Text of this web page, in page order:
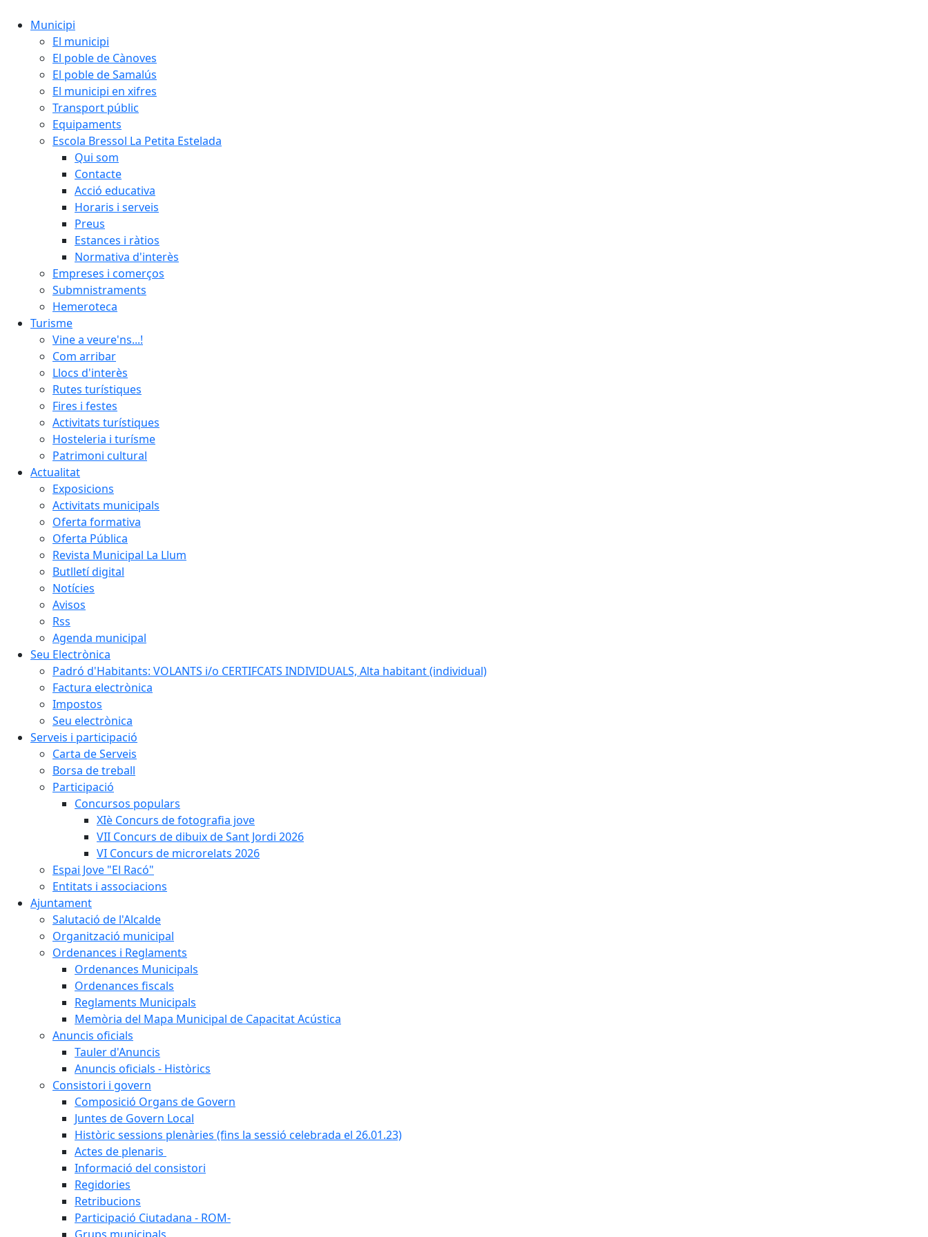
Municipi
El municipi
El poble de Cànoves
El poble de Samalús
El municipi en xifres
Transport públic
Equipaments
Escola Bressol La Petita Estelada
Qui som
Contacte
Acció educativa
Horaris i serveis
Preus
Estances i ràtios
Normativa d'interès
Empreses i comerços
Submnistraments
Hemeroteca
Turisme
Vine a veure'ns...!
Com arribar
Llocs d'interès
Rutes turístiques
Fires i festes
Activitats turístiques
Hosteleria i turísme
Patrimoni cultural
Actualitat
Exposicions
Activitats municipals
Oferta formativa
Oferta Pública
Revista Municipal La Llum
Butlletí digital
Notícies
Avisos
Rss
Agenda municipal
Seu Electrònica
Padró d'Habitants: VOLANTS i/o CERTIFCATS INDIVIDUALS, Alta habitant (individual)
Factura electrònica
Impostos
Seu electrònica
Serveis i participació
Carta de Serveis
Borsa de treball
Participació
Concursos populars
XIè Concurs de fotografia jove
VII Concurs de dibuix de Sant Jordi 2026
VI Concurs de microrelats 2026
Espai Jove "El Racó"
Entitats i associacions
Ajuntament
Salutació de l'Alcalde
Organització municipal
Ordenances i Reglaments
Ordenances Municipals
Ordenances fiscals
Reglaments Municipals
Memòria del Mapa Municipal de Capacitat Acústica
Anuncis oficials
Tauler d'Anuncis
Anuncis oficials - Històrics
Consistori i govern
Composició Organs de Govern
Juntes de Govern Local
Històric sessions plenàries (fins la sessió celebrada el 26.01.23)
Actes de plenaris
Informació del consistori
Regidories
Retribucions
Participació Ciutadana - ROM-